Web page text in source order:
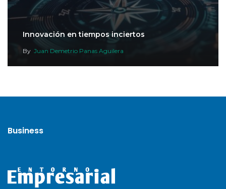
Innovación en tiempos inciertos
By Juan Demetrio Panas Aguilera
Business